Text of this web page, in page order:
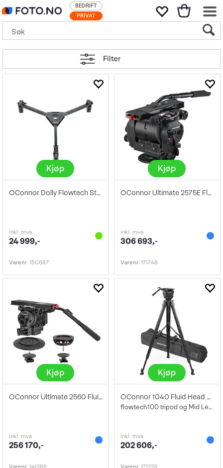
PRIVAT
BEDRIFT
Filter
Kjøp
OConnor Dolly Flowtech Studio
inkl. mva
24 999,-
Varenr 150887
Kjøp
OConnor Ultimate 2575E Fluid Head Pack
inkl. mva
306 693,-
Varenr 171748
Kjøp
OConnor Ultimate 2560 Fluid Head Package
inkl. mva
256 170,-
Kjøp
OConnor 1040 Fluid Head & Tripod
flowtech100 tripod og Mid Level Spreader
inkl. mva
202 606,-